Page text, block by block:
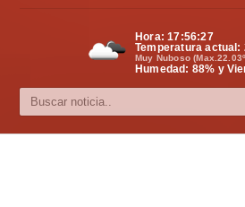
Cultura
Hora:17:56:28
Temperatura actual:
Muy Nuboso
Humedad: 88% y